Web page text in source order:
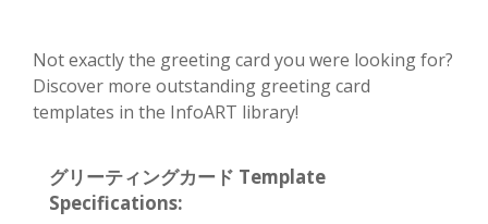
Not exactly the greeting card you were looking for?
Discover more outstanding greeting card
templates in the InfoART library!
グリーティングカード Template
Specifications: